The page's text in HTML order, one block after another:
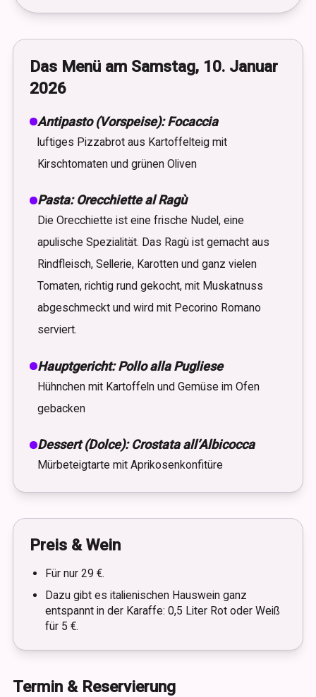
Das Menü am Samstag, 10. Januar
2026
Antipasto (Vorspeise): Focaccia
luftiges Pizzabrot aus Kartoffelteig mit
Kirschtomaten und grünen Oliven
Pasta: Orecchiette al Ragù
Die Orecchiette ist eine frische Nudel, eine
apulische Spezialität. Das Ragù ist gemacht aus
Rindfleisch, Sellerie, Karotten und ganz vielen
Tomaten, richtig rund gekocht, mit Muskatnuss
abgeschmeckt und wird mit Pecorino Romano
serviert.
Hauptgericht: Pollo alla Pugliese
Hühnchen mit Kartoffeln und Gemüse im Ofen
gebacken
Dessert (Dolce): Crostata all’Albicocca
Mürbeteigtarte mit Aprikosenkonfitüre
Preis & Wein
Für nur 29 €.
Dazu gibt es italienischen Hauswein ganz
entspannt in der Karaffe: 0,5 Liter Rot oder Weiß
für 5 €.
Termin & Reservierung